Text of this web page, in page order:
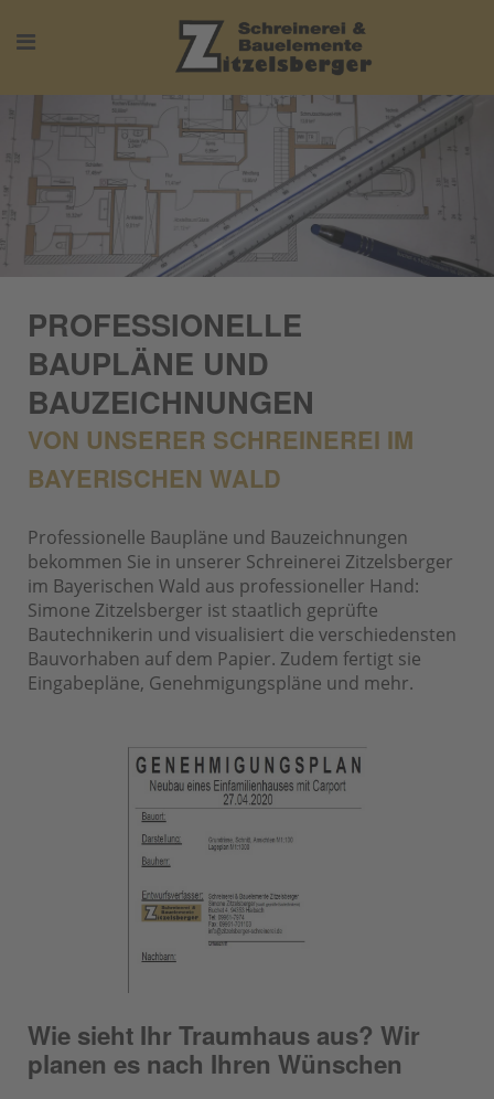
PROFESSIONELLE
BAUPLÄNE UND
BAUZEICHNUNGEN
VON UNSERER SCHREINEREI IM
BAYERISCHEN WALD
Professionelle Baupläne und Bauzeichnungen
bekommen Sie in unserer Schreinerei Zitzelsberger
im Bayerischen Wald aus professioneller Hand:
Simone Zitzelsberger ist staatlich geprüfte
Bautechnikerin und visualisiert die verschiedensten
Bauvorhaben auf dem Papier. Zudem fertigt sie
Eingabepläne, Genehmigungspläne und mehr.
Wie sieht Ihr Traumhaus aus? Wir
planen es nach Ihren Wünschen